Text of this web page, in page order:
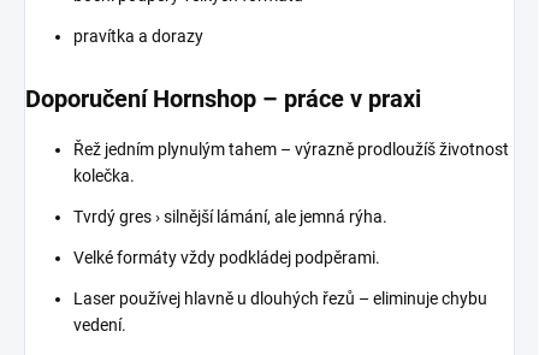
pravítka a dorazy
Doporučení Hornshop – práce v praxi
Řež jedním plynulým tahem – výrazně prodloužíš životnost
kolečka.
Tvrdý gres › silnější lámání, ale jemná rýha.
Velké formáty vždy podkládej podpěrami.
Laser používej hlavně u dlouhých řezů – eliminuje chybu
vedení.